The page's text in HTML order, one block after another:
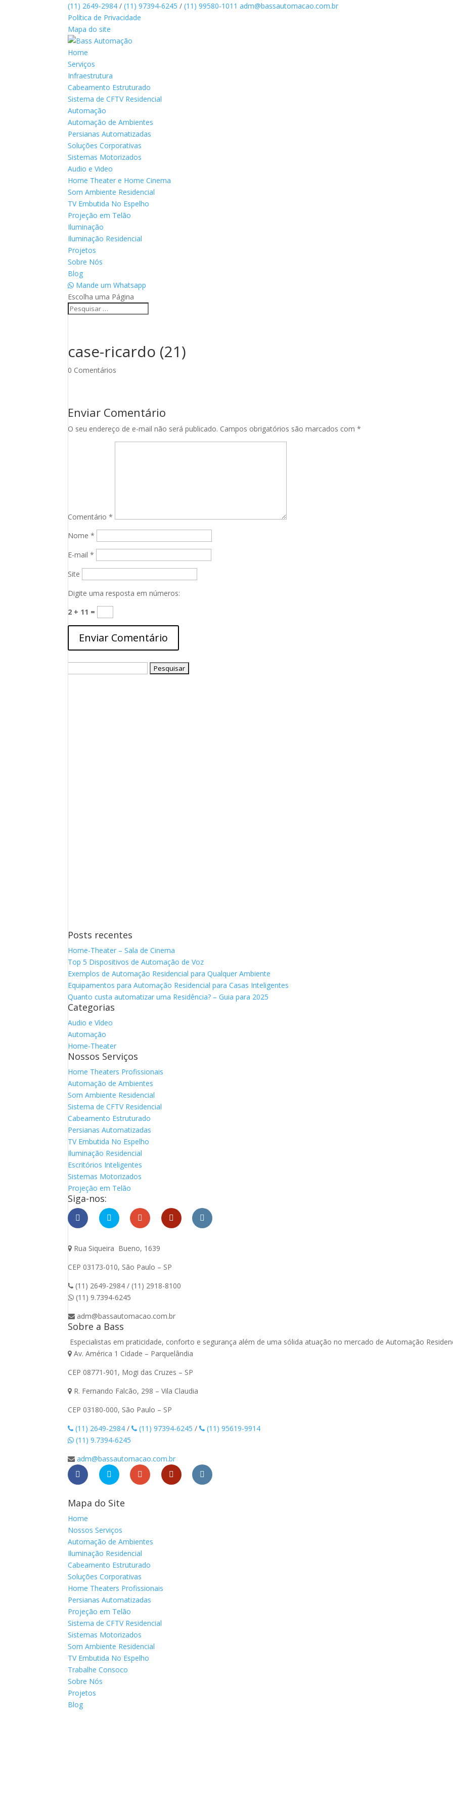
(11) 2649-2984/(11) 97394-6245/(11) 99580-1011adm@bassautomacao.com.br
Política de Privacidade
Mapa do site
Home
Serviços
Infraestrutura
Cabeamento Estruturado
Sistema de CFTV Residencial
Automação
Automação de Ambientes
Persianas Automatizadas
Soluções Corporativas
Sistemas Motorizados
Audio e Video
Home Theater e Home Cinema
Som Ambiente Residencial
TV Embutida No Espelho
Projeção em Telão
Iluminação
Iluminação Residencial
Projetos
Sobre Nós
Blog
Mande um Whatsapp
Escolha uma Página
case-ricardo (21)
0 Comentários
Enviar Comentário
O seu endereço de e-mail não será publicado. Campos obrigatórios são marcados com*
Comentário*
Nome*
E-mail*
Site
Digite uma resposta em números:
2 + 11 =
Posts recentes
Home-Theater – Sala de Cinema
Top 5 Dispositivos de Automação de Voz
Exemplos de Automação Residencial para Qualquer Ambiente
Equipamentos para Automação Residencial para Casas Inteligentes
Quanto custa automatizar uma Residência? – Guia para 2025
Categorias
Audio e Vídeo
Automação
Home-Theater
Nossos Serviços
Home Theaters Profissionais
Automação de Ambientes
Som Ambiente Residencial
Sistema de CFTV Residencial
Cabeamento Estruturado
Persianas Automatizadas
TV Embutida No Espelho
Iluminação Residencial
Escritórios Inteligentes
Sistemas Motorizados
Projeção em Telão
Siga-nos:
Rua Siqueira Bueno, 1639
CEP 03173-010, São Paulo – SP
(11) 2649-2984 / (11) 2918-8100
(11) 9.7394-6245
adm@bassautomacao.com.br
Sobre a Bass
Especialistas em praticidade, conforto e segurança além de uma sólida atuação no mercado de Automação
Av. América 1 Cidade – Parquelândia
CEP 08771-901, Mogi das Cruzes – SP
R. Fernando Falcão, 298 – Vila Claudia
CEP 03180-000, São Paulo – SP
(11) 2649-2984/ (11) 97394-6245/
(11) 95619-9914
(11) 9.7394-6245
adm@bassautomacao.com.br
Mapa do Site
Home
Nossos Serviços
Automação de Ambientes
Iluminação Residencial
Cabeamento Estruturado
Soluções Corporativas
Home Theaters Profissionais
Persianas Automatizadas
Projeção em Telão
Sistema de CFTV Residencial
Sistemas Motorizados
Som Ambiente Residencial
TV Embutida No Espelho
Trabalhe Consoco
Sobre Nós
Projetos
Blog